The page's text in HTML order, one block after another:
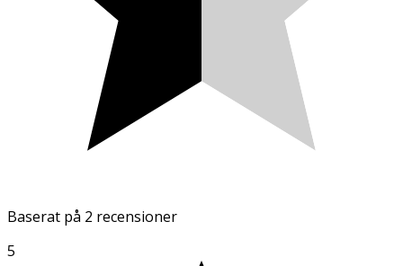
Baserat på 2 recensioner
5